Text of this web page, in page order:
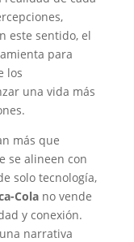
este sentido, el
para
los
una vida más
más que
se alineen con
solo tecnología,
Colano vende
y conexión.
narrativa